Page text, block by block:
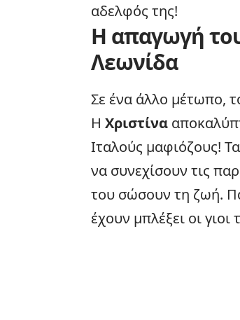
αδελφός της!
Η απαγωγή
Λεωνίδα
Σε ένα άλλο μέτωπο,
Η Χριστίνα
Ιταλούς μαφιόζους!
να συνεχίσουν τις
του σώσουν τη ζωή.
έχουν μπλέξει οι γιοι